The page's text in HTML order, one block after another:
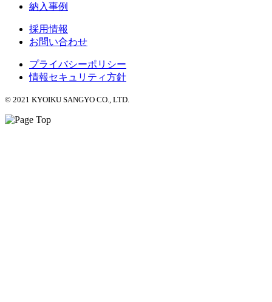
納入事例
採用情報
お問い合わせ
プライバシーポリシー
情報セキュリティ方針
© 2021 KYOIKU SANGYO CO., LTD.